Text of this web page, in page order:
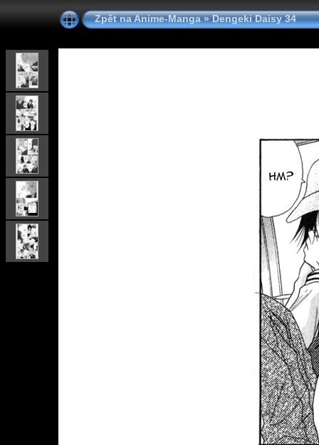
Zpět na Anime-Manga»Dengeki Daisy 34